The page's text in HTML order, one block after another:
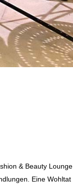
& Beauty Lounge
Eine Wohltat